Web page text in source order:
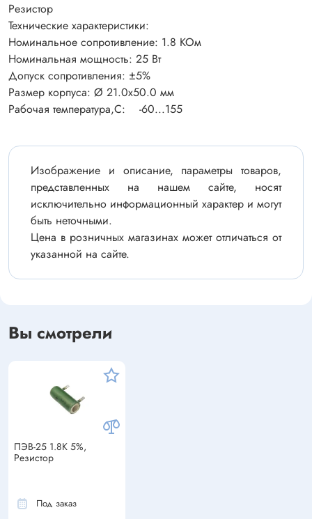
Резистор
Технические характеристики:
Номинальное сопротивление: 1.8 КОм
Номинальная мощность: 25 Вт
Допуск сопротивления: ±5%
Размер корпуса: Ø 21.0x50.0 мм
Рабочая температура,С: -60...155
Изображение и описание, параметры товаров,
представленных на нашем сайте, носят
исключительно информационный характер и могут
быть неточными.
Цена в розничных магазинах может отличаться от
указанной на сайте.
Вы смотрели
ПЭВ-25 1.8К 5%,
Резистор
Под заказ